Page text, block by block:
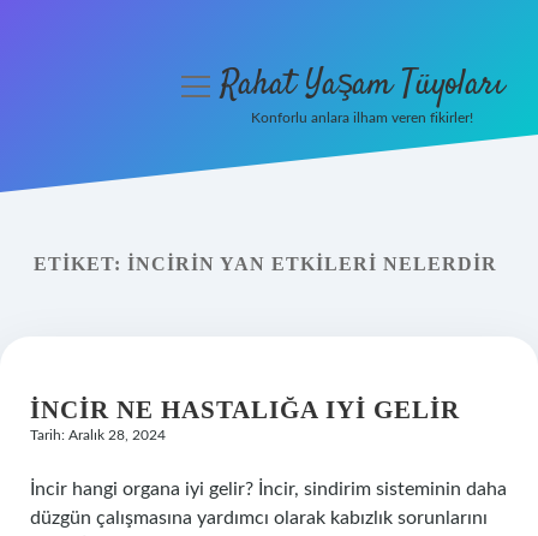
Yasal Uyarı
menüyüRahat Yaşam Tüyoları
Konforlu anlara ilham veren fikirler!
ETIKET: İNCIRIN YAN ETKILERI NELERDIR
İNCIR NE HASTALIĞA IYI GELIR
Tarih: Aralık 28, 2024
İncir hangi organa iyi gelir? İncir, sindirim sisteminin daha
düzgün çalışmasına yardımcı olarak kabızlık sorunlarını